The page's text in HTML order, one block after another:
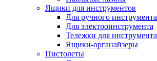
Ящики для инструментов
Для ручного инструмента
Для электроинструмента
Тележки для инструмента
Ящики-органайзеры
Пистолеты